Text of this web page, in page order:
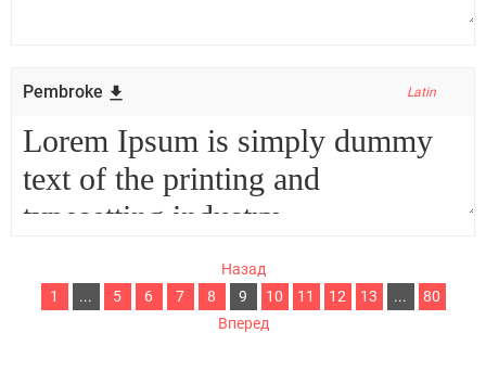
Pembroke Latin
Назад
1
... 5 6 7 8 9 10 11 12 13 ...
80
Вперед